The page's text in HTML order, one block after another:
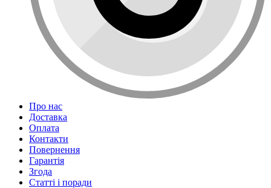
Про нас
Доставка
Оплата
Контакти
Повернення
Гарантія
Згода
Статті і поради